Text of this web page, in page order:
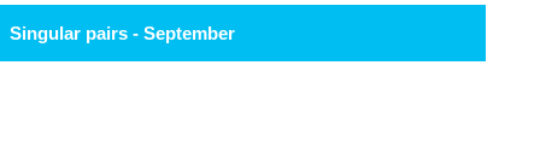
Singular pairs - September